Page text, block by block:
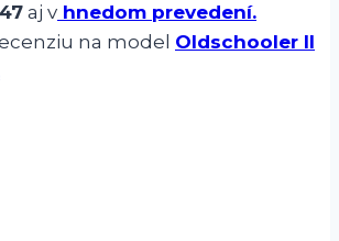
aj v hnedom prevedení.
na model Oldschooler II